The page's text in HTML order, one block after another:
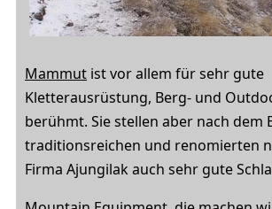
Mammut ist vor allem für sehr gute
Kletterausrüstung, Berg- und
berühmt. Sie stellen aber nach dem
traditionsreichen und renomierten
Firma Ajungilak auch sehr gute